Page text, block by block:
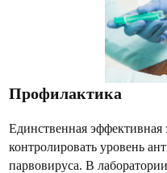
Профилактика
Единственная эффективная
контролировать уровень
парвовируса. В